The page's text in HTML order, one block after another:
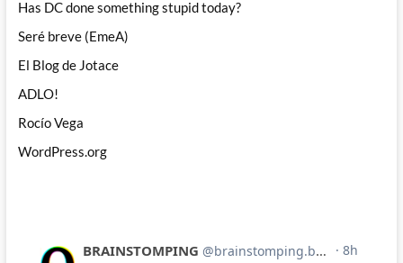
Has DC done something stupid today?
Seré breve (EmeA)
El Blog de Jotace
ADLO!
Rocío Vega
WordPress.org